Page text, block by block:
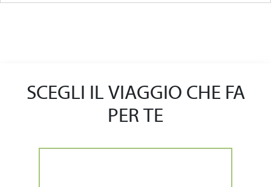
SCEGLI IL VIAGGIO CHE FA
PER TE